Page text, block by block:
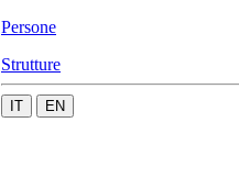
Persone
Strutture
IT EN